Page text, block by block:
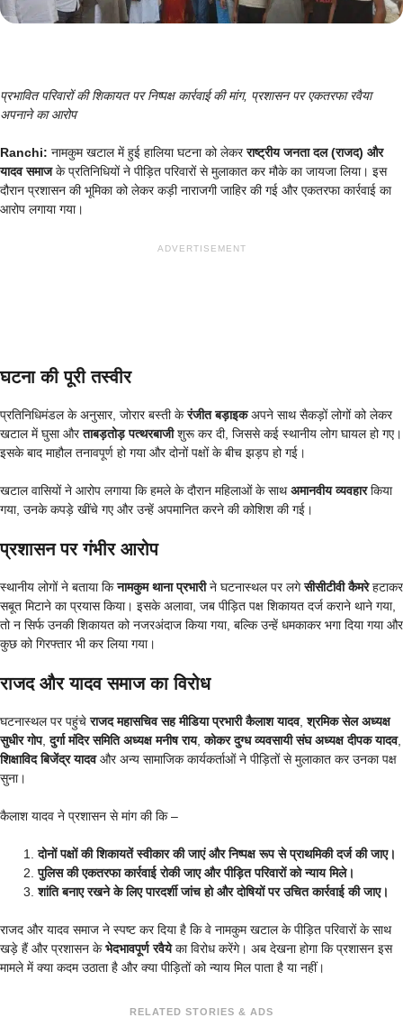
प्रभावित परिवारों की शिकायत पर निष्पक्ष कार्रवाई की मांग, प्रशासन पर एकतरफा रवैया
अपनाने का आरोप
Ranchi: नामकुम खटाल में हुई हालिया घटना को लेकरराष्ट्रीय जनता दल (राजद) और
यादव समाजके प्रतिनिधियों ने पीड़ित परिवारों से मुलाकात कर मौके का जायजा लिया। इस
दौरान प्रशासन की भूमिका को लेकर कड़ी नाराजगी जाहिर की गई और एकतरफा कार्रवाई का
आरोप लगाया गया।
ADVERTISEMENT
घटना की पूरी तस्वीर
प्रतिनिधिमंडल के अनुसार, जोरार बस्ती केरंजीत बड़ाइकअपने साथ सैकड़ों लोगों को लेकर
खटाल में घुसा औरताबड़तोड़ पत्थरबाजीशुरू कर दी, जिससे कई स्थानीय लोग घायल हो गए।
इसके बाद माहौल तनावपूर्ण हो गया और दोनों पक्षों के बीच झड़प हो गई।
खटाल वासियों ने आरोप लगाया कि हमले के दौरान महिलाओं के साथअमानवीय व्यवहारकिया
गया, उनके कपड़े खींचे गए और उन्हें अपमानित करने की कोशिश की गई।
प्रशासन पर गंभीर आरोप
स्थानीय लोगों ने बताया किनामकुम थाना प्रभारीने घटनास्थल पर लगेसीसीटीवी कैमरेहटाकर
सबूत मिटाने का प्रयास किया। इसके अलावा, जब पीड़ित पक्ष शिकायत दर्ज कराने थाने गया,
तो न सिर्फ उनकी शिकायत को नजरअंदाज किया गया, बल्कि उन्हें धमकाकर भगा दिया गया और
कुछ को गिरफ्तार भी कर लिया गया।
राजद और यादव समाज का विरोध
घटनास्थल पर पहुंचेराजद महासचिव सह मीडिया प्रभारी कैलाश यादव,श्रमिक सेल अध्यक्ष
सुधीर गोप,दुर्गा मंदिर समिति अध्यक्ष मनीष राय,कोकर दुग्ध व्यवसायी संघ अध्यक्ष दीपक यादव,
शिक्षाविद बिजेंद्र यादवऔर अन्य सामाजिक कार्यकर्ताओं ने पीड़ितों से मुलाकात कर उनका पक्ष
सुना।
कैलाश यादव ने प्रशासन से मांग की कि –
दोनों पक्षों की शिकायतें स्वीकार की जाएं और निष्पक्ष रूप से प्राथमिकी दर्ज की जाए।
पुलिस की एकतरफा कार्रवाई रोकी जाए और पीड़ित परिवारों को न्याय मिले।
शांति बनाए रखने के लिए पारदर्शी जांच हो और दोषियों पर उचित कार्रवाई की जाए।
राजद और यादव समाज ने स्पष्ट कर दिया है कि वे नामकुम खटाल के पीड़ित परिवारों के साथ
खड़े हैं और प्रशासन केभेदभावपूर्ण रवैयेका विरोध करेंगे। अब देखना होगा कि प्रशासन इस
मामले में क्या कदम उठाता है और क्या पीड़ितों को न्याय मिल पाता है या नहीं।
RELATED STORIES & ADS